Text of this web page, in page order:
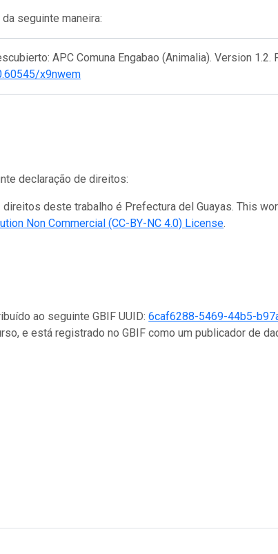
seguinte maneira:
APC Comuna Engabao (Animalia). Version 1.2.
x9nwem
declaração de direitos:
deste trabalho é Prefectura del Guayas. This
Non Commercial (CC-BY-NC 4.0) License.
ao seguinte GBIF UUID:6caf6288-5469-44b5-
e está registrado no GBIF como um publicador de